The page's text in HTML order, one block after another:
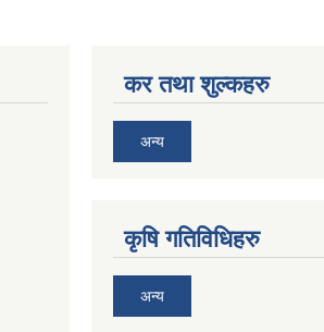
कर तथा शुल्कहरु
अन्य
कृषि गतिविधिहरु
अन्य